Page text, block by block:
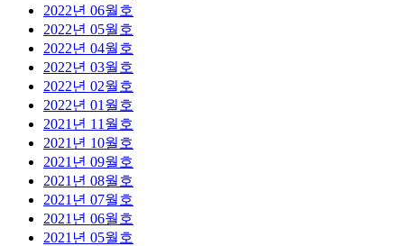
2022년 06월호
2022년 05월호
2022년 04월호
2022년 03월호
2022년 02월호
2022년 01월호
2021년 11월호
2021년 10월호
2021년 09월호
2021년 08월호
2021년 07월호
2021년 06월호
2021년 05월호